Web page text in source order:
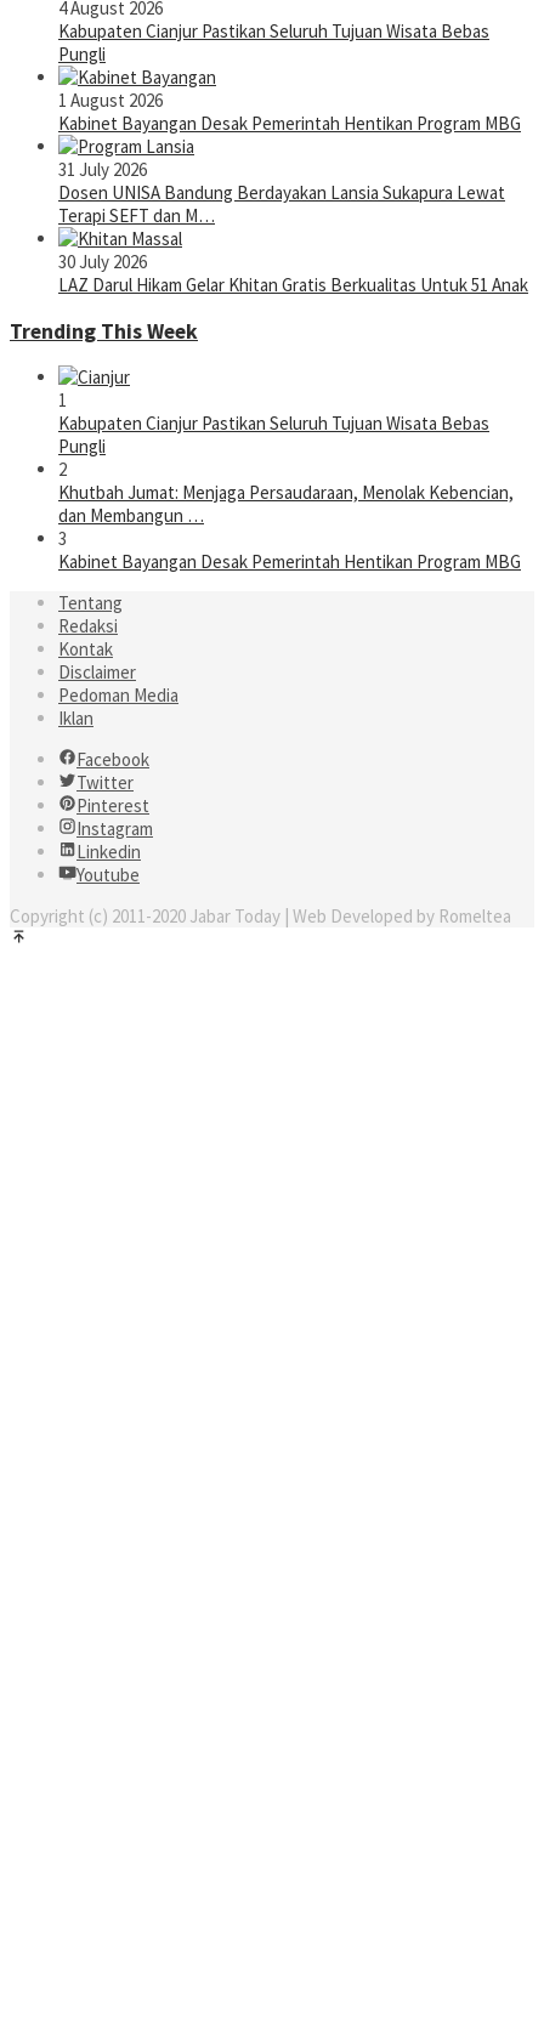
4 August 2026
Kabupaten Cianjur Pastikan Seluruh Tujuan Wisata Bebas
Pungli
1 August 2026
Kabinet Bayangan Desak Pemerintah Hentikan Program MBG
31 July 2026
Dosen UNISA Bandung Berdayakan Lansia Sukapura Lewat
Terapi SEFT dan M…
30 July 2026
LAZ Darul Hikam Gelar Khitan Gratis Berkualitas Untuk 51 Anak
Trending This Week
1
Kabupaten Cianjur Pastikan Seluruh Tujuan Wisata Bebas
Pungli
2
Khutbah Jumat: Menjaga Persaudaraan, Menolak Kebencian,
dan Membangun …
3
Kabinet Bayangan Desak Pemerintah Hentikan Program MBG
Tentang
Redaksi
Kontak
Disclaimer
Pedoman Media
Iklan
Facebook
Twitter
Pinterest
Instagram
Linkedin
Youtube
Copyright (c) 2011-2020 Jabar Today | Web Developed by Romeltea